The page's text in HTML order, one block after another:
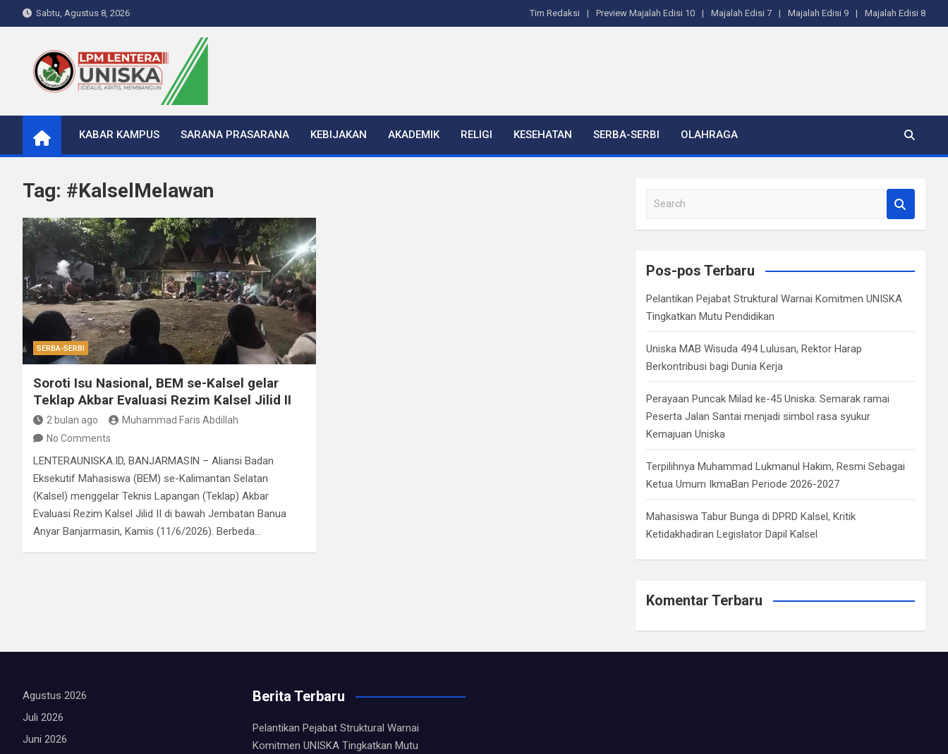
to
Sabtu, Agustus 8, 2026 Tim Redaksi Preview Majalah Edisi 10 Majalah Edisi 7 Majalah Edisi 9 Majalah Edisi 8
LPM Lentera Uniska
Portal Berita Kampus
KABAR KAMPUS
SARANA PRASARANA KEBIJAKAN AKADEMIK RELIGI KESEHATAN SERBA-SERBI OLAHRAGA
Tag: #KalselMelawan
SERBA-SERBI
Soroti Isu Nasional, BEM se-Kalsel gelar
Teklap Akbar Evaluasi Rezim Kalsel Jilid II
2 bulan ago
Muhammad Faris Abdillah
No Comments
LENTERAUNISKA.ID, BANJARMASIN – Aliansi Badan
Eksekutif Mahasiswa (BEM) se-Kalimantan Selatan
(Kalsel) menggelar Teknis Lapangan (Teklap) Akbar
Evaluasi Rezim Kalsel Jilid II di bawah Jembatan Banua
Anyar Banjarmasin, Kamis (11/6/2026). Berbeda…
a
c
Pos-pos Terbaru
Pelantikan Pejabat Struktural Warnai Komitmen UNISKA
Tingkatkan Mutu Pendidikan
Uniska MAB Wisuda 494 Lulusan, Rektor Harap
Berkontribusi bagi Dunia Kerja
Perayaan Puncak Milad ke-45 Uniska: Semarak ramai
Peserta Jalan Santai menjadi simbol rasa syukur
Kemajuan Uniska
Terpilihnya Muhammad Lukmanul Hakim, Resmi Sebagai
Ketua Umum IkmaBan Periode 2026-2027
Mahasiswa Tabur Bunga di DPRD Kalsel, Kritik
Ketidakhadiran Legislator Dapil Kalsel
Komentar Terbaru
Agustus 2026
Juli 2026
Juni 2026
Berita Terbaru
Pelantikan Pejabat Struktural Warnai
Komitmen UNISKA Tingkatkan Mutu